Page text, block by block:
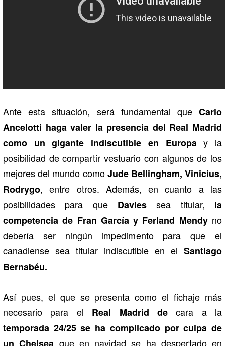
Ante esta situación, será fundamental que Carlo
Ancelotti haga valer la presencia del Real Madrid
como un gigante indiscutible en Europay la
posibilidad de compartir vestuario con algunos de los
mejores del mundo comoJude Bellingham, Vinicius,
Rodrygo, entre otros. Además, en cuanto a las
posibilidades para que Davies sea titular, la
competencia de Fran García y Ferland Mendyno
debería ser ningún impedimento para que el
canadiense sea titular indiscutible en el Santiago
Bernabéu.
Así pues, el que se presenta como el fichaje más
necesario para el Real Madrid decara a la
temporada 24/25 se ha complicado por culpa de
que en navidad se ha despertado en